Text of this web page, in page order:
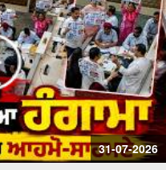
31-07-2026